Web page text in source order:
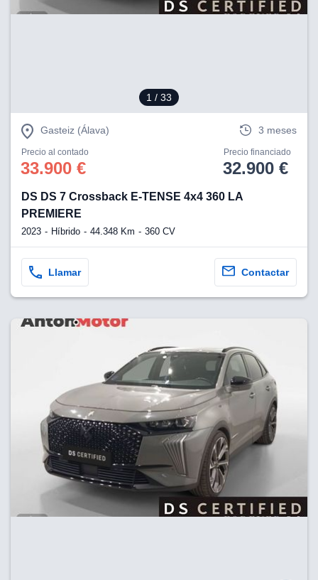
1 / 33
Gasteiz (Álava) 3 meses
Precio al contado
33.900 €
Precio financiado
32.900 €
DS DS 7 Crossback E-TENSE 4x4 360 LA
PREMIERE
2023 Híbrido 44.348 Km 360 CV
Llamar Contactar